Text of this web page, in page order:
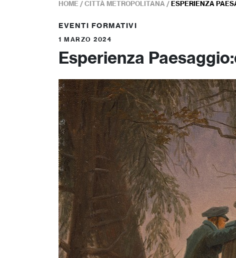
HOME /CITTÀ METROPOLITANA /ESPERIENZA
EVENTI FORMATIVI
1 MARZO 2024
Esperienza